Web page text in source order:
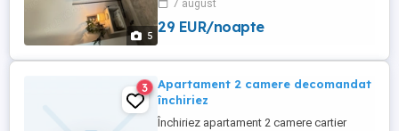
5
cinci cinci opt șapte zero cinci Descoperă
confortul de acasă în apartamentele AB
zone din Iași Palas, ...
7 august
29 EUR/noapte
3
Apartament 2 camere decomandat
închiriez
Închiriez apartament 2 camere cartier